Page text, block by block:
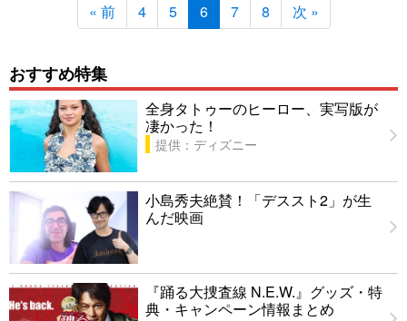
« 前 4 5 6 7 8 次 »
おすすめ特集
全身タトゥーのヒーロー、実写版が
凄かった！
提供：ディズニー
小島秀夫絶賛！「デススト2」が生
んだ映画
『踊る大捜査線 N.E.W.』グッズ・特
典・キャンペーン情報まとめ